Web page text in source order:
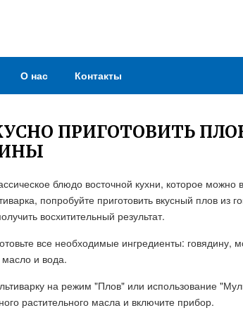
О нас Контакты
ПРИГОТОВИТЬ
блюдо восточной кухни, которое можно
попробуйте приготовить вкусный плов из
восхитительный результат.
все необходимые ингредиенты: говядину,
масло и вода.
на режим "Плов" или использование
растительного масла и включите прибор.